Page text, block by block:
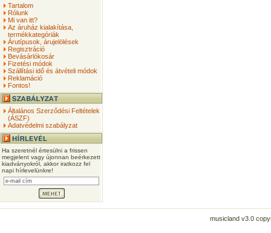
Tartalom
Rólunk
Mi van itt?
Az áruház kialakítása,
termékkategóriák
Árutípusok, árujelölések
Regisztráció
Bevásárlókosár
Fizetési módok
Szállítási idő és átvételi módok
Reklamáció
Fontos!
Általános Szerződési Feltételek
(ÁSZF)
Adatvédelmi szabályzat
Ha szeretnél értesülni a frissen
megjelent vagy újonnan beérkezett
kiadványokról, akkor iratkozz fel
napi hírlevelünkre!
musicland v3.0